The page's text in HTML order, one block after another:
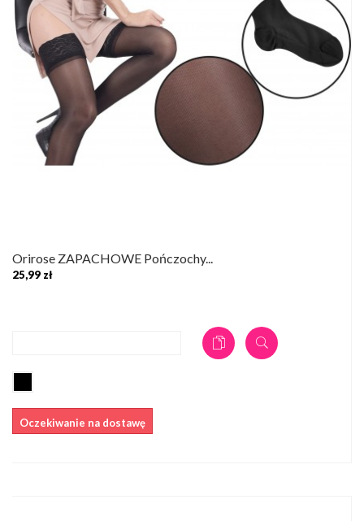
Orirose ZAPACHOWE Pończochy...
25,99 zł
Oczekiwanie na dostawę